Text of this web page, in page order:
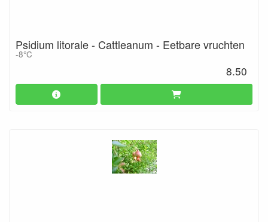
Psidium litorale - Cattleanum - Eetbare vruchten
-8°C
8.50